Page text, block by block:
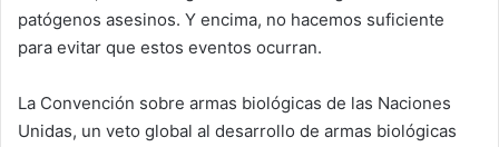
patógenos asesinos. Y encima, no hacemos suficiente
para evitar que estos eventos ocurran.
La Convención sobre armas biológicas de las Naciones
Unidas, un veto global al desarrollo de armas biológicas